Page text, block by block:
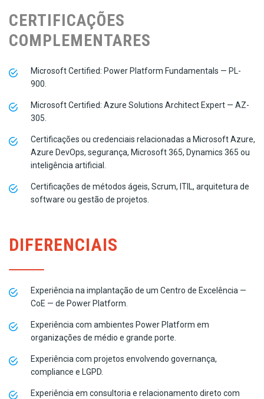
CERTIFICAÇÕES
COMPLEMENTARES
Microsoft Certified: Power Platform Fundamentals — PL-
900.
Microsoft Certified: Azure Solutions Architect Expert — AZ-
305.
Certificações ou credenciais relacionadas a Microsoft Azure,
Azure DevOps, segurança, Microsoft 365, Dynamics 365 ou
inteligência artificial.
Certificações de métodos ágeis, Scrum, ITIL, arquitetura de
software ou gestão de projetos.
DIFERENCIAIS
Experiência na implantação de um Centro de Excelência —
CoE — de Power Platform.
Experiência com ambientes Power Platform em
organizações de médio e grande porte.
Experiência com projetos envolvendo governança,
compliance e LGPD.
Experiência em consultoria e relacionamento direto com